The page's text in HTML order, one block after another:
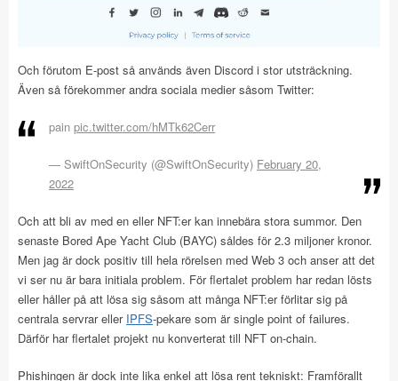
Och förutom E-post så används även Discord i stor utsträckning.
Även så förekommer andra sociala medier såsom Twitter:
pain pic.twitter.com/hMTk62Cerr
— SwiftOnSecurity (@SwiftOnSecurity) February 20,
2022
Och att bli av med en eller NFT:er kan innebära stora summor. Den
senaste Bored Ape Yacht Club (BAYC) såldes för 2.3 miljoner kronor.
Men jag är dock positiv till hela rörelsen med Web 3 och anser att det
vi ser nu är bara initiala problem. För flertalet problem har redan lösts
eller håller på att lösa sig såsom att många NFT:er förlitar sig på
centrala servrar eller IPFS-pekare som är single point of failures.
Därför har flertalet projekt nu konverterat till NFT on-chain.
Phishingen är dock inte lika enkel att lösa rent tekniskt: Framförallt